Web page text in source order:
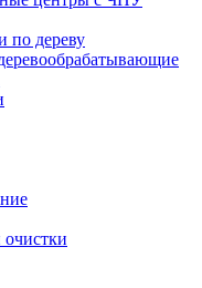
по дереву
очистки